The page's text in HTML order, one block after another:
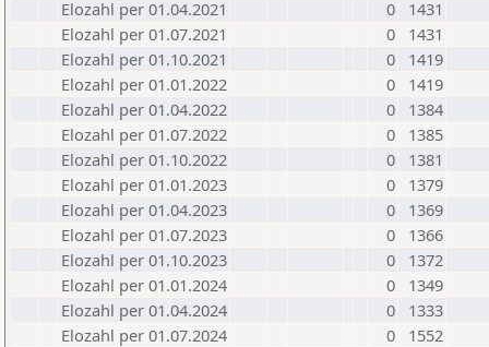
Elozahl per 01.04.2021
0
1431
Elozahl per 01.07.2021
0
1431
Elozahl per 01.10.2021
0
1419
Elozahl per 01.01.2022
0
1419
Elozahl per 01.04.2022
0
1384
Elozahl per 01.07.2022
0
1385
Elozahl per 01.10.2022
0
1381
Elozahl per 01.01.2023
0
1379
Elozahl per 01.04.2023
0
1369
Elozahl per 01.07.2023
0
1366
Elozahl per 01.10.2023
0
1372
Elozahl per 01.01.2024
0
1349
Elozahl per 01.04.2024
0
1333
Elozahl per 01.07.2024
0
1552